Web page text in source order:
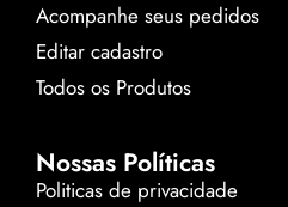
Acompanhe seus pedidos
Editar cadastro
Todos os Produtos
Nossas Políticas
Politicas de privacidade